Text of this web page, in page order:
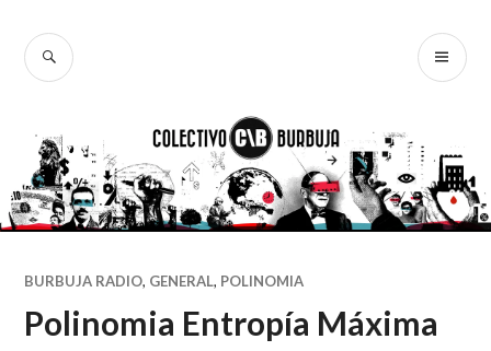
contenido
BUSCAR
BURBUJA RADIO, GENERAL, POLINOMIA
Polinomia Entropía Máxima